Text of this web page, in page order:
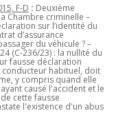
F-D : Deuxième
Chambre criminelle –
sur l’identité du
d’assurance
du véhicule ? –
(C-236/23) : la nullité du
fausse déclaration
habituel, doit
y compris quand elle
causé l'accident et le
cette fausse
l'existence d'un abus